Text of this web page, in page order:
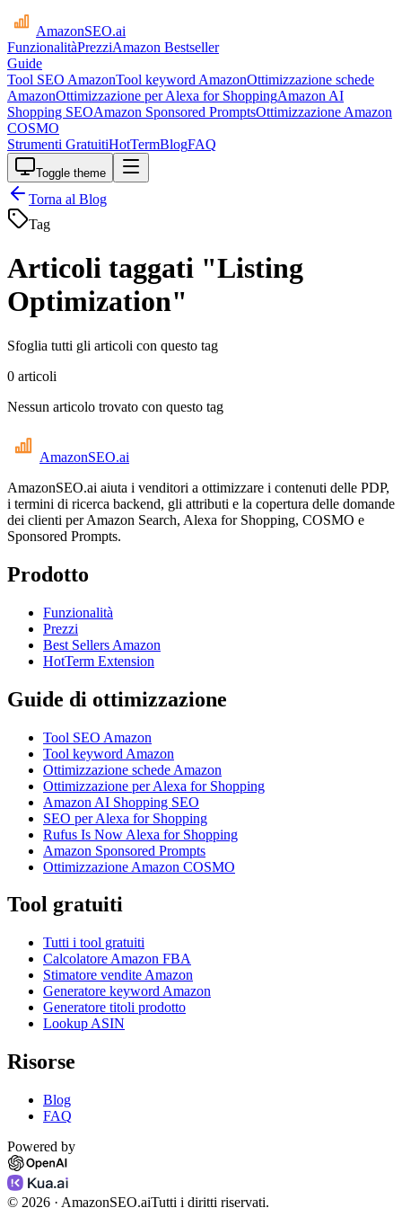
AmazonSEO.ai
FunzionalitàPrezziAmazon Bestseller
Guide
Tool SEO AmazonTool keyword AmazonOttimizzazione schede
AmazonOttimizzazione per Alexa for ShoppingAmazon AI
Shopping SEOAmazon Sponsored PromptsOttimizzazione Amazon
COSMO
Strumenti GratuitiHotTermBlogFAQ
Toggle theme
Torna al Blog
Tag
Articoli taggati "Listing
Optimization"
Sfoglia tutti gli articoli con questo tag
0 articoli
Nessun articolo trovato con questo tag
AmazonSEO.ai
AmazonSEO.ai aiuta i venditori a ottimizzare i contenuti delle PDP,
i termini di ricerca backend, gli attributi e la copertura delle domande
dei clienti per Amazon Search, Alexa for Shopping, COSMO e
Sponsored Prompts.
Prodotto
Funzionalità
Prezzi
Best Sellers Amazon
HotTerm Extension
Guide di ottimizzazione
Tool SEO Amazon
Tool keyword Amazon
Ottimizzazione schede Amazon
Ottimizzazione per Alexa for Shopping
Amazon AI Shopping SEO
SEO per Alexa for Shopping
Rufus Is Now Alexa for Shopping
Amazon Sponsored Prompts
Ottimizzazione Amazon COSMO
Tool gratuiti
Tutti i tool gratuiti
Calcolatore Amazon FBA
Stimatore vendite Amazon
Generatore keyword Amazon
Generatore titoli prodotto
Lookup ASIN
Risorse
Blog
FAQ
Powered by
© 2026 · AmazonSEO.aiTutti i diritti riservati.